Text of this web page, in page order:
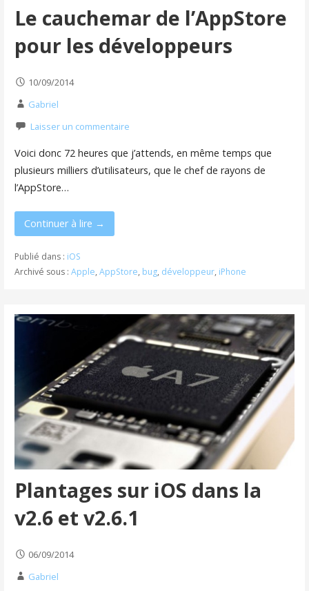
Le cauchemar de l’AppStore
pour les développeurs
10/09/2014
Gabriel
Laisser un commentaire
Voici donc 72 heures que j’attends, en même temps que
plusieurs milliers d’utilisateurs, que le chef de rayons de
l’AppStore…
Continuer à lire →
Publié dans : iOS
Archivé sous : Apple, AppStore, bug, développeur, iPhone
Plantages sur iOS dans la
v2.6 et v2.6.1
06/09/2014
Gabriel